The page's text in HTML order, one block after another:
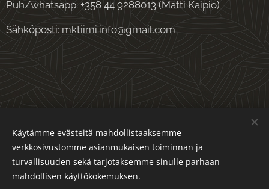
Puh/whatsapp: +358 44 9288013 (Matti Kaipio)
Sähköposti: mktiimi.info@gmail.com
Evästeet
Kielet
Suomi
English
Käytämme evästeitä mahdollistaaksemme
verkkosivustomme asianmukaisen toiminnan ja
turvallisuuden sekä tarjotaksemme sinulle parhaan
mahdollisen käyttökokemuksen.